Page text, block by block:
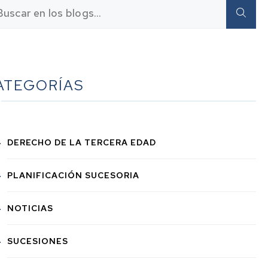
DERECHO DE LA TERCERA EDAD
PLANIFICACIÓN SUCESORIA
NOTICIAS
SUCESIONES